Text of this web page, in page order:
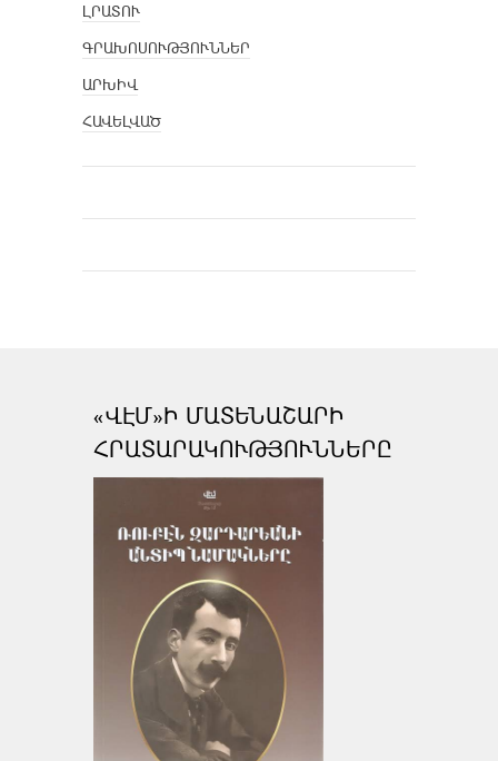
ԼՐԱՏՈՒ
ԳՐԱԽՈՍՈՒԹՅՈՒՆՆԵՐ
ԱՐԽԻՎ
ՀԱՎԵԼՎԱԾ
«ՎԷՄ»Ի ՄԱՏԵՆԱՇԱՐԻ
ՀՐԱՏԱՐԱԿՈՒԹՅՈՒՆՆԵՐԸ